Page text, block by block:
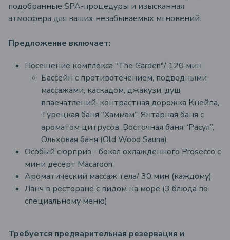
подобранные SPA-процедуры и изысканная
атмосфера для ваших незабываемых мгновений.
Предложение включает:
Посещение комплекса "The Garden"/ 120 мин
Бассейн с противотечением, подводными
массажами, каскадом, джакузи, душ
впаечатлений, контрастная дорожка Кнейпа,
Турецкая баня “Хаммам”, Янтарная баня c
ароматом цитрусов, Восточная баня “Расул”,
Ольховая баня (Old Wood Sauna)
Oсобый сюрприз - бокал охлажденного Prosecco с
мини десерт Macaroon
Ароматический массаж тела/ 30 мин (каждому)
Ланч в ресторане с видом на море (3 блюда по
специальному меню)
Требуется предварительная резервация и